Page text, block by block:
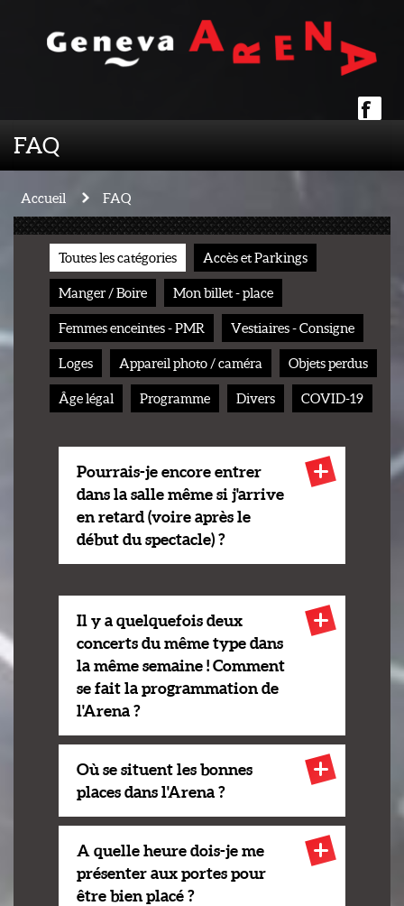
FAQ
Accueil FAQ
Toutes les catégories Accès et Parkings
Manger / Boire Mon billet - place
Femmes enceintes - PMR Vestiaires - Consigne
Loges Appareil photo / caméra Objets perdus
Âge légal Programme Divers COVID-19
Pourrais-je encore entrer
dans la salle même si j'arrive
en retard (voire après le
début du spectacle) ?
Il y a quelquefois deux
concerts du même type dans
la même semaine ! Comment
se fait la programmation de
l'Arena ?
Où se situent les bonnes
places dans l'Arena ?
A quelle heure dois-je me
présenter aux portes pour
être bien placé ?